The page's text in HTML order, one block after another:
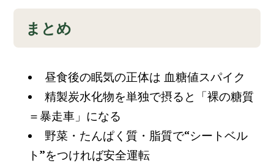
まとめ
昼食後の眠気の正体は 血糖値スパイク
精製炭水化物を単独で摂ると「裸の糖質
＝暴走車」になる
野菜・たんぱく質・脂質で“シートベル
ト”をつければ安全運転